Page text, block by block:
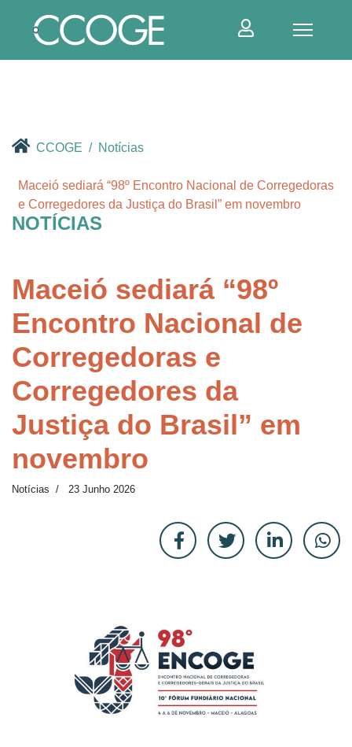
NOTÍCIAS
CCOGE Notícias
Maceió sediará “98º Encontro Nacional de Corregedoras
e Corregedores da Justiça do Brasil” em novembro
Maceió sediará “98º
Encontro Nacional de
Corregedoras e
Corregedores da
Justiça do Brasil” em
novembro
Notícias 23 Junho 2026